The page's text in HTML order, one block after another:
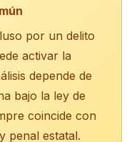
por un delito
activar la
depende de
bajo la ley de
coincide con
penal estatal.